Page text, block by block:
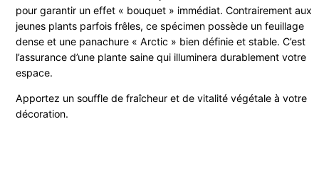
pour garantir un effet « bouquet » immédiat. Contrairement aux
jeunes plants parfois frêles, ce spécimen possède un feuillage
dense et une panachure « Arctic » bien définie et stable. C’est
l’assurance d’une plante saine qui illuminera durablement votre
espace.
Apportez un souffle de fraîcheur et de vitalité végétale à votre
décoration.